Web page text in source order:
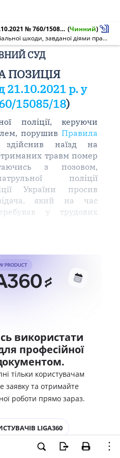
Правова позиція від 21.10.2021 № 760/15085/18 (Чинний)
Щодо відшкодування матеріальної шкоди, завданої діями працівника, які мають ознаки діянь, переслідуваних у кримінальному порядку
СУД
ПОЗИЦІЯ
21.10.2021 р. у
15085/18)
поліції, керуючи
порушивПравила
наїзд на
травм помер
з позовом,
поліції
України просив
який на час
у трудових
використати
професійної
тільки користувачам
заявку та отримайте
роботи прямо зараз.
LIGA360
- ОТРИМАТИ